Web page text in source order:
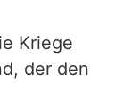
Kriege
der den